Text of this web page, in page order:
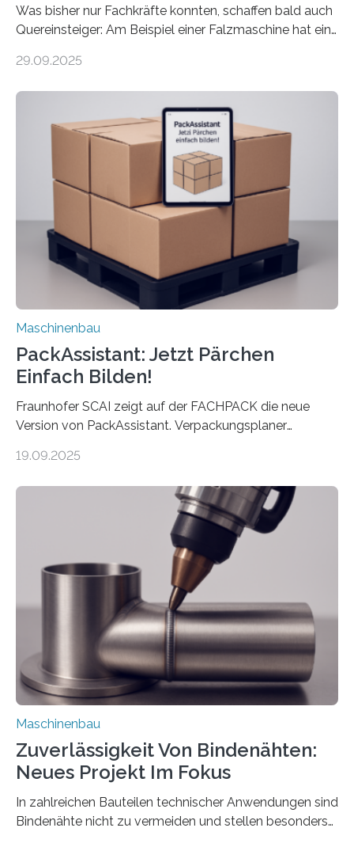
Was bisher nur Fachkräfte konnten, schaffen bald auch
Quereinsteiger: Am Beispiel einer Falzmaschine hat ein
Mensch-Maschine-Schnittstelle so sehr vereinfacht,
Die zugrunde liegende Methodik lässt sich auf alle
anderen Maschinen übertragen. Eine Falzmaschine
umzurüsten ist ein Job für echte Profis. Eine solche
Maschine faltet in Druckereien Broschüren, Prospekte,
Landkarten und vieles mehr – mehrere Zehntausend
Exemplare pro Stunde. Je nach Maschinentyp und
Auftrag kann das Umrüsten…
29.09.2025
Maschinenbau
PackAssistant: Jetzt Pärchen
Einfach Bilden!
Fraunhofer SCAI zeigt auf der FACHPACK die neue
Version von PackAssistant. Verpackungsplaner
Automobil, Maschinenbau und in der Zulieferindustrie.
Teile als eine Einheit verpacken. Die Anordnung kann
der Benutzer vorgeben und erhält so mehr Kontrolle
über die Positionierung der Bauteile. Die ebenfalls neue
Automatisierungsschnittstelle dient dazu, die Software
besser in spezifische Unternehmensprozesse
einzubinden. Sankt Augustin – Zur Messe FACHPACK
vom 23. bis 25. September in Nürnberg…
19.09.2025
Maschinenbau
Zuverlässigkeit Von Bindenähten:
Neues Projekt Im Fokus
In zahlreichen Bauteilen technischer Anwendungen sind
Bindenähte nicht zu vermeiden und stellen besonders